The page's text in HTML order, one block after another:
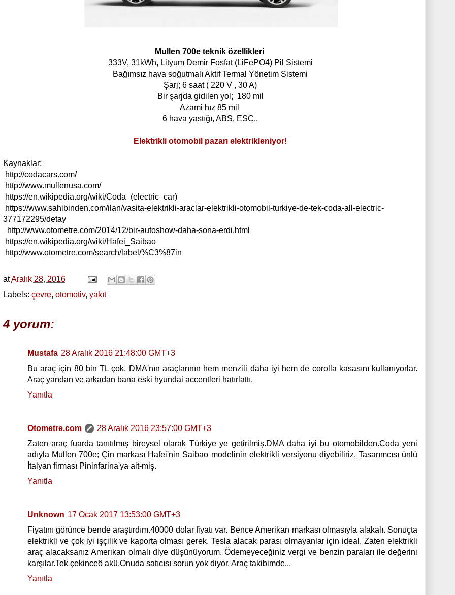
Mullen 700e teknik özellikleri
333V, 31kWh, Lityum Demir Fosfat (LiFePO4) Pil Sistemi
Bağımsız hava soğutmalı Aktif Termal Yönetim Sistemi
Şarj; 6 saat ( 220 V , 30 A)
Bir şarjda gidilen yol; 180 mil
Azami hız 85 mil
6 hava yastığı, ABS, ESC..
Elektrikli otomobil pazarı elektrikleniyor!
Kaynaklar;
http://codacars.com/
http://www.mullenusa.com/
https://en.wikipedia.org/wiki/Coda_(electric_car)
https://www.sahibinden.com/ilan/vasita-elektrikli-araclar-elektrikli-otomobil-turkiye-de-tek-coda-all-electric-
377172295/detay
http://www.otometre.com/2014/12/bir-autoshow-daha-sona-erdi.html
https://en.wikipedia.org/wiki/Hafei_Saibao
http://www.otometre.com/search/label/%C3%87in
atAralık 28, 2016
Labels: çevre, otomotiv, yakıt
4 yorum:
Mustafa 28 Aralık 2016 21:48:00 GMT+3
Bu araç için 80 bin TL çok. DMA'nın araçlarının hem menzili daha iyi hem de corolla kasasını kullanıyorlar.
Araç yandan ve arkadan bana eski hyundai accentleri hatırlattı.
Yanıtla
Otometre.com
28 Aralık 2016 23:57:00 GMT+3
Zaten araç fuarda tanıtılmış bireysel olarak Türkiye ye getirilmiş.DMA daha iyi bu otomobilden.Coda yeni
adıyla Mullen 700e; Çin markası Hafei'nin Saibao modelinin elektrikli versiyonu diyebiliriz. Tasarımcısı ünlü
İtalyan firması Pininfarina'ya ait-miş.
Yanıtla
Unknown 17 Ocak 2017 13:53:00 GMT+3
Fiyatını görünce bende araştırdım.40000 dolar fiyatı var. Bence Amerikan markası olmasıyla alakalı. Sonuçta
elektrikli ve çok iyi işçilik ve kaporta olması gerek. Tesla alacak parası olmayanlar için ideal. Zaten elektrikli
araç alacaksanız Amerikan olmalı diye düşünüyorum. Ödemeyeceğiniz vergi ve benzin paraları ile değerini
karşılar.Tek çekinceö akü.Onuda satıcısı sorun yok diyor. Araç takibimde...
Yanıtla